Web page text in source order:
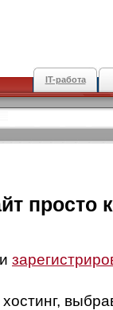
IT-работа
просто
хостинг,